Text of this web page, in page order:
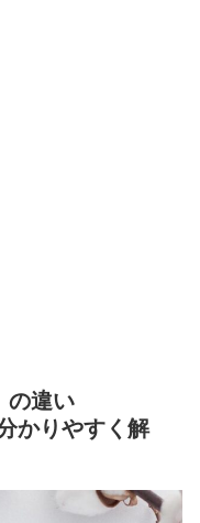
の違い
かりやすく解